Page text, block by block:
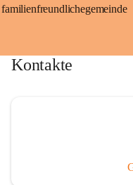
familienfreundlichegemeinde
Kontakte